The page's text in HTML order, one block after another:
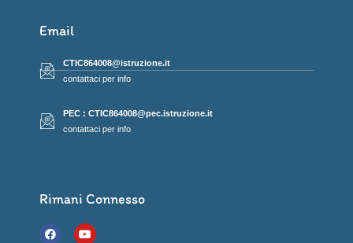
Email
CTIC864008@istruzione.it
contattaci per info
PEC : CTIC864008@pec.istruzione.it
contattaci per info
Rimani Connesso
F
a
Y
o